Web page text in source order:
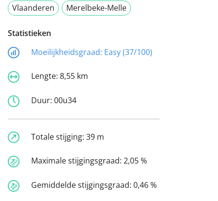
Vlaanderen
Merelbeke-Melle
Statistieken
Moeilijkheidsgraad: Easy (37/100)
Lengte: 8,55 km
Duur: 00u34
Totale stijging: 39 m
Maximale stijgingsgraad: 2,05 %
Gemiddelde stijgingsgraad: 0,46 %